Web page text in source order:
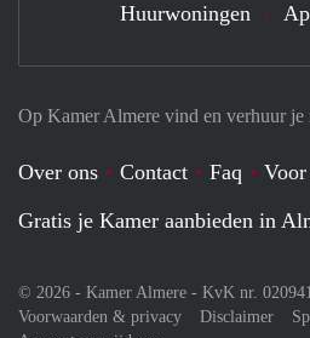
Op Kamer Almere vind en verhuur
Over ons Contact Faq
Gratis je Kamer aanbieden in
© 2026 - Kamer Almere - KvK nr.
Voorwaarden & privacy
Disclaimer
Huurwoningen